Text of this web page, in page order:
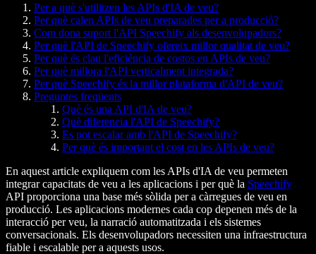
Per a què s'utilitzen les APIs d'IA de veu?
Per què calen APIs de veu preparades per a producció?
Com dona suport l'API Speechify als desenvolupadors?
Per què l'API de Speechify ofereix millor qualitat de veu?
Per què és clau l'eficiència de costos en APIs de veu?
Per què millora l'API verticalment integrada?
Per què Speechify és la millor plataforma d'API de veu?
Preguntes freqüents
Què és una API d'IA de veu?
Què diferencia l'API de Speechify?
Es pot escalar amb l'API de Speechify?
Per què és important el cost en les APIs de veu?
En aquest article expliquem com les APIs d'IA de veu permeten
integrar capacitats de veu a les aplicacions i per què la Speechify
API proporciona una base més sòlida per a càrregues de veu en
producció. Les aplicacions modernes cada cop depenen més de la
interacció per veu, la narració automatitzada i els sistemes
conversacionals. Els desenvolupadors necessiten una infraestructura
fiable i escalable per a aquests usos.